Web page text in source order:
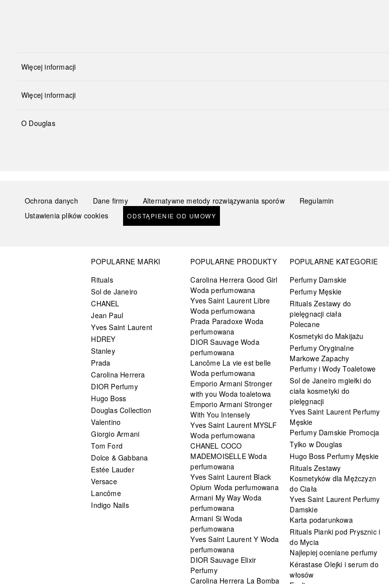
Więcej informacji
Więcej informacji
O Douglas
Ochrona danych Dane firmy Alternatywne metody rozwiązywania sporów
Regulamin
Ustawienia plików cookies
ODSTĄPIENIE OD UMOWY
POPULARNE MARKI
Rituals
Sol de Janeiro
CHANEL
Jean Paul
Yves Saint Laurent
HDREY
Stanley
Prada
Carolina Herrera
DIOR Perfumy
Hugo Boss
Douglas Collection
Valentino
Giorgio Armani
Tom Ford
Dolce & Gabbana
Estée Lauder
Versace
Lancôme
Indigo Nails
POPULARNE PRODUKTY
Carolina Herrera Good Girl
Woda perfumowana
Yves Saint Laurent Libre
Woda perfumowana
Prada Paradoxe Woda
perfumowana
DIOR Sauvage Woda
perfumowana
Lancôme La vie est belle
Woda perfumowana
Emporio Armani Stronger
with you Woda toaletowa
Emporio Armani Stronger
With You Intensely
Yves Saint Laurent MYSLF
Woda perfumowana
CHANEL COCO
MADEMOISELLE Woda
perfumowana
Yves Saint Laurent Black
Opium Woda perfumowana
Armani My Way Woda
perfumowana
Armani Si Woda
perfumowana
Yves Saint Laurent Y Woda
perfumowana
DIOR Sauvage Elixir
Perfumy
Carolina Herrera La Bomba
POPULARNE KATEGORIE
Perfumy Damskie
Perfumy Męskie
Rituals Zestawy do
pielęgnacji ciała
Polecane
Kosmetyki do Makijażu
Perfumy Oryginalne
Markowe Zapachy
Perfumy i Wody Toaletowe
Sol de Janeiro mgiełki do
ciała kosmetyki do
pielęgnacji
Yves Saint Laurent Perfumy
Męskie
Perfumy Damskie Promocja
Tylko w Douglas
Hugo Boss Perfumy Męskie
Rituals Zestawy
Kosmetyków dla Mężczyzn
do Ciała
Yves Saint Laurent Perfumy
Damskie
Karta podarunkowa
Rituals Pianki pod Prysznic i
do Mycia
Najlepiej oceniane perfumy
Kérastase Olejki i serum do
włosów